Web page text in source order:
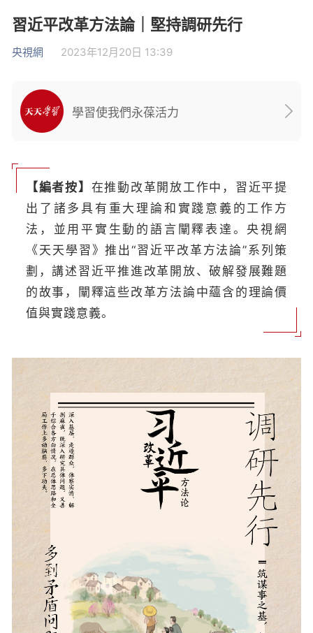
習近平改革方法論｜堅持調研先行
央視網 2023年12月20日 13:39
學習使我們永葆活力
【編者按】 在推動改革開放工作中，習近平提
出了諸多具有重大理論和實踐意義的工作方
法，並用平實生動的語言闡釋表達。央視網
《天天學習》推出“習近平改革方法論”系列策
劃，講述習近平推進改革開放、破解發展難題
的故事，闡釋這些改革方法論中蘊含的理論價
值與實踐意義。